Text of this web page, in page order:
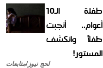
طفلة الـ10
أعوام.. أنجبت
طفلاً وانكشف
المستور!
لحج نيوز/متابعات